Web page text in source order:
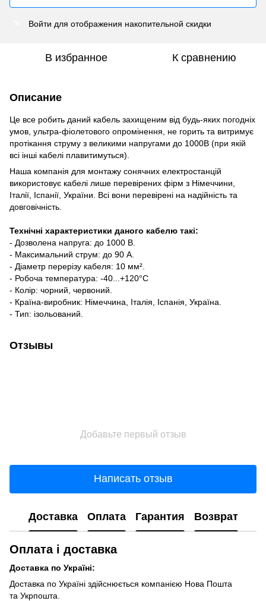
Войти для отображения накопительной скидки
В избранное К сравнению
Описание
Це все робить даний кабель захищеним від будь-яких погодніх
умов, ультра-фіолетового опромінення, не горить та витримує
протікання струму з великими напругами до 1000В (при якій
всі інші кабелі плавитимуться).
Наша компанія для монтажу сонячних електростанцій
використовує кабелі лише перевірених фірм з Німеччини,
Італії, Іспанії, України. Всі вони перевірені на надійність та
довговічність.
Технічні характеристики даного кабелю такі:
- Дозволена напруга: до 1000 В.
- Максимальний струм: до 90 А.
- Діаметр перерізу кабеля: 10 мм².
- Робоча температура: -40...+120°C
- Колір: чорний, червоний.
- Країна-виробник: Німеччина, Італія, Іспанія, Україна.
- Тип: ізольований.
Отзывы
Добавьте первый отзыв
Написать отзыв
Доставка Оплата Гарантия Возврат
Оплата і доставка
Доставка по Україні:
Доставка по Україні здійснюється компанією Нова Пошта
та Укрпошта.